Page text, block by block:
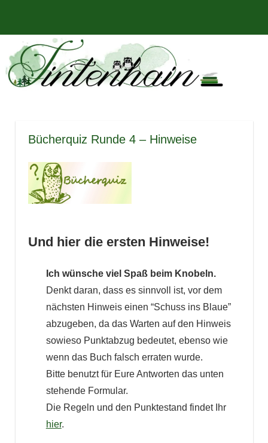
springen
Tintenhain
–
Der
Rezensionen
und
mehr
Bücherquiz Runde 4 – Hinweise
Und hier die ersten Hinweise!
Ich wünsche viel Spaß beim Knobeln.
Denkt daran, dass es sinnvoll ist, vor dem
nächsten Hinweis einen “Schuss ins Blaue”
abzugeben, da das Warten auf den Hinweis
sowieso Punktabzug bedeutet, ebenso wie
wenn das Buch falsch erraten wurde.
Bitte benutzt für Eure Antworten das unten
stehende Formular.
Die Regeln und den Punktestand findet Ihr
hier.